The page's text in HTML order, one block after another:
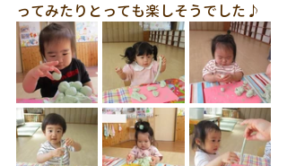
ってみたりとっても楽しそうでした♪